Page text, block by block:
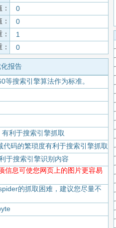
0
0
1
0
报告
等搜索引擎算法作为标准。
利于搜索引擎抓取
码的繁琐度有利于搜索引擎抓取
于搜索引擎识别内容
信息可使您网页上的图片更容易
的抓取困难，建议您尽量不